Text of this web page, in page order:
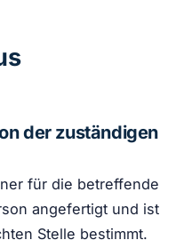
der zuständigen
für die betreffende
angefertigt und ist
Stelle bestimmt.